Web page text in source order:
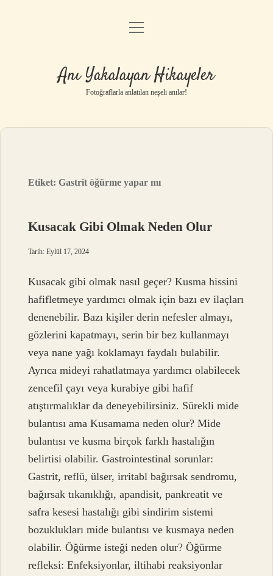
Anasayfa
Yasal Uyarı
menüyü
Anı Yakalayan Hikayeler
Fotoğraflarla anlatılan neşeli anılar!
Etiket:Gastrit öğürme yapar mı
Kusacak Gibi Olmak Neden Olur
Tarih: Eylül 17, 2024
Kusacak gibi olmak nasıl geçer? Kusma hissini
hafifletmeye yardımcı olmak için bazı ev ilaçları
denenebilir. Bazı kişiler derin nefesler almayı,
gözlerini kapatmayı, serin bir bez kullanmayı
veya nane yağı koklamayı faydalı bulabilir.
Ayrıca mideyi rahatlatmaya yardımcı olabilecek
zencefil çayı veya kurabiye gibi hafif
atıştırmalıklar da deneyebilirsiniz. Sürekli mide
bulantısı ama Kusamama neden olur? Mide
bulantısı ve kusma birçok farklı hastalığın
belirtisi olabilir. Gastrointestinal sorunlar:
Gastrit, reflü, ülser, irritabl bağırsak sendromu,
bağırsak tıkanıklığı, apandisit, pankreatit ve
safra kesesi hastalığı gibi sindirim sistemi
bozuklukları mide bulantısı ve kusmaya neden
olabilir. Öğürme isteği neden olur? Öğürme
refleksi: Enfeksiyonlar, iltihabi reaksiyonlar